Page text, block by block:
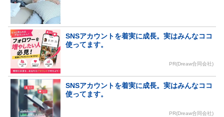
SNSアカウントを着実に成長。実はみんなココ
使ってます。
PR(Dreaw合同会社)
SNSアカウントを着実に成長。実はみんなココ
使ってます。
PR(Dreaw合同会社)